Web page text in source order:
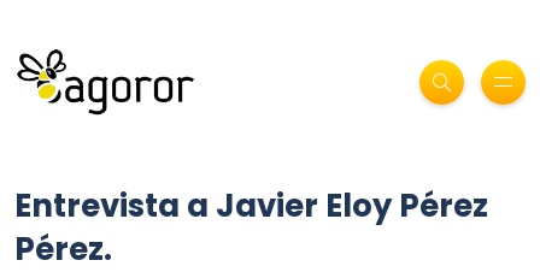
Entrevista a Javier Eloy Pérez
Pérez.